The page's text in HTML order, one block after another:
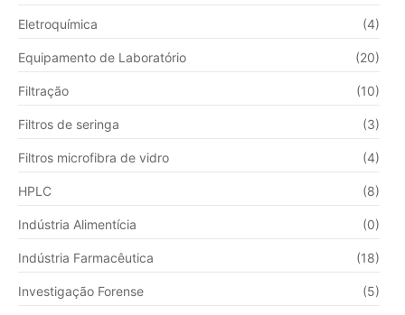
Eletroquímica (4)
Equipamento de Laboratório (20)
Filtração (10)
Filtros de seringa (3)
Filtros microfibra de vidro (4)
HPLC (8)
Indústria Alimentícia (0)
Indústria Farmacêutica (18)
Investigação Forense (5)